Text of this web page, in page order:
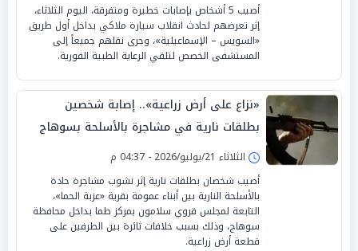
أصيب 5 أشخاص بإصابات خطيرة ومتفرقة، اليوم الثلاثاء،
إثر تعرضهم لحادث انقلاب سيارة ملاكي بداخل أول طريق
«السويس – الإسماعيلية»، وجرى نقلهم جميعاً إلى
المستشفى الخصص لتلقي الرعاية الطبية الفورية.
«نزاع على أرض زراعية».. إصابة شخصين
بطلقات نارية في مشاجرة بالأسلحة بسوهاج
الثلاثاء 21/يوليو/2026 - 04:37 م
أصيب شخصان بطلقات نارية إثر نشوب مشاجرة حادة
بالأسلحة النارية بين أبناء عمومة بقرية «عزبة الحما»،
التابعة لمجلس قروي سلامون بمركز طما بداخل محافظة
سوهاج، وذلك بسبب خلافات ثائرة بين الطرفين على
قطعة أرض زراعية.